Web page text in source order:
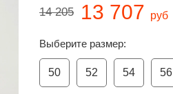
14 205 13 707 руб
Выберите размер:
50 52 54 56